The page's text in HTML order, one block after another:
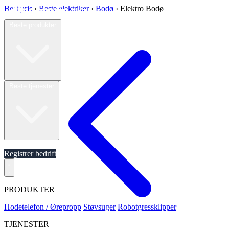
Registrer bedrift
PRODUKTER
Hodetelefon / Ørepropp Støvsuger Robotgressklipper
TJENESTER
Best pris › Beste elektriker › Bodø › Elektro Bodø